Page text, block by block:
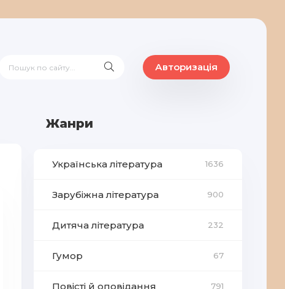
Авторизація
Жанри
Українська література 1636
Зарубіжна література 900
Дитяча література 232
Гумор 67
Повісті й оповідання 791